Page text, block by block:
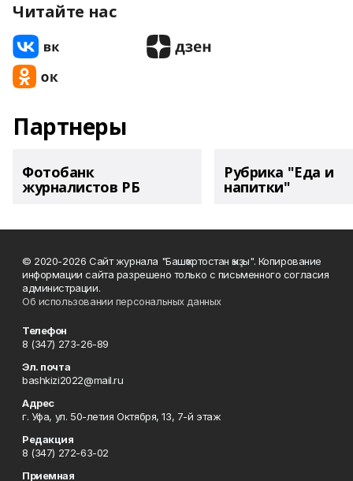
Читайте нас
Партнеры
Фотобанк
журналистов РБ
Рубрика "Еда и
напитки"
© 2020-2026 Сайт журнала "Башҡортостан ҡыҙы". Копирование
информации сайта разрешено только с письменного согласия
администрации.
Об использовании персональных данных
Телефон
8 (347) 273-26-89
Эл. почта
bashkizi2022@mail.ru
Адрес
г. Уфа, ул. 50-летия Октября, 13, 7-й этаж
Редакция
8 (347) 272-63-02
Приемная